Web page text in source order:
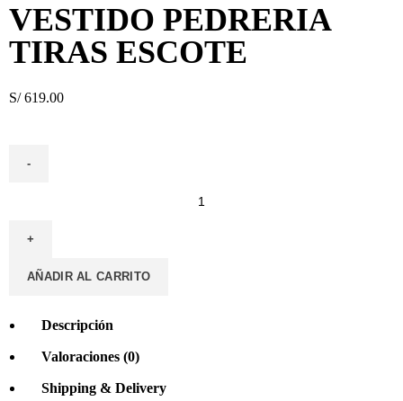
VESTIDO PEDRERIA
TIRAS ESCOTE
S/619.00
AÑADIR AL CARRITO
Descripción
Valoraciones (0)
Shipping & Delivery